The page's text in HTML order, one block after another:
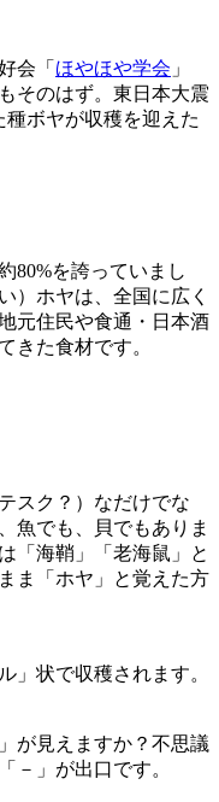
会「 ほやほや学会 」
そのはず。東日本大震
ボヤが収穫を迎えた
80%を誇っていまし
）ホヤは、全国に広く
元住民や食通・日本酒
きた食材です。
スク？）なだけでな
魚でも、貝でもありま
「海鞘」「老海鼠」と
ま「ホヤ」と覚えた方
」状で収穫されます。
が見えますか？不思議
－」が出口です。